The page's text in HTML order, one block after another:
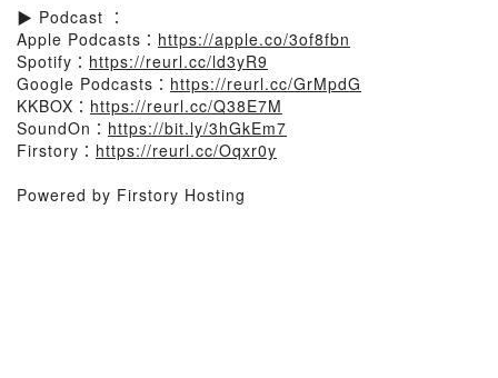
▶️ Podcast ：
Apple Podcasts： https://apple.co/3of8fbn
Spotify： https://reurl.cc/ld3yR9
Google Podcasts： https://reurl.cc/GrMpdG
KKBOX： https://reurl.cc/Q38E7M
SoundOn： https://bit.ly/3hGkEm7
Firstory： https://reurl.cc/Oqxr0y
Powered by Firstory Hosting